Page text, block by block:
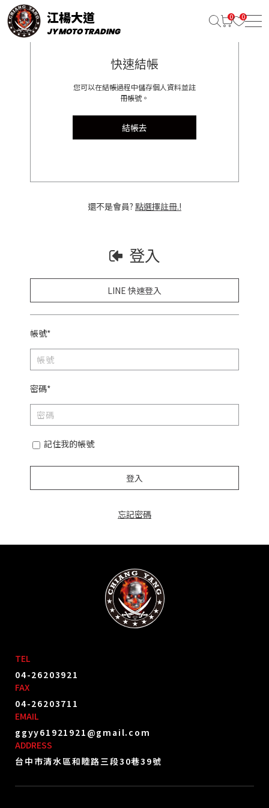
江楊大道
JY MOTO TRADING
快速結帳
您可以在結帳過程中儲存個人資料並註
冊帳號。
結帳去
還不是會員? 點選擇註冊.!
登入
LINE 快速登入
帳號*
密碼*
記住我的帳號
登入
忘記密碼
TEL
04-26203921
FAX
04-26203711
EMAIL
ggyy61921921@gmail.com
ADDRESS
台中市清水區和睦路三段30巷39號